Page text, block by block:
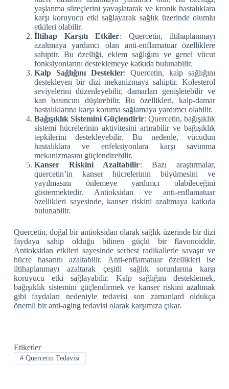
yaşlanma süreçlerini yavaşlatarak ve kronik hastalıklara
karşı koruyucu etki sağlayarak sağlık üzerinde olumlu
etkileri olabilir.
İltihap Karşıtı Etkiler: Quercetin, iltihaplanmayı
azaltmaya yardımcı olan anti-enflamatuar özelliklere
sahiptir. Bu özelliği, eklem sağlığını ve genel vücut
fonksiyonlarını desteklemeye katkıda bulunabilir.
Kalp Sağlığını Destekler: Quercetin, kalp sağlığını
destekleyen bir dizi mekanizmaya sahiptir. Kolesterol
seviyelerini düzenleyebilir, damarları genişletebilir ve
kan basıncını düşürebilir. Bu özellikleri, kalp-damar
hastalıklarına karşı koruma sağlamaya yardımcı olabilir.
Bağışıklık Sistemini Güçlendirir: Quercetin, bağışıklık
sistemi hücrelerinin aktivitesini artırabilir ve bağışıklık
tepkilerini destekleyebilir. Bu nedenle, vücudun
hastalıklara ve enfeksiyonlara karşı savunma
mekanizmasını güçlendirebilir.
Kanser Riskini Azaltabilir: Bazı araştırmalar,
quercetin’in kanser hücrelerinin büyümesini ve
yayılmasını önlemeye yardımcı olabileceğini
göstermektedir. Antioksidan ve anti-enflamatuar
özellikleri sayesinde, kanser riskini azaltmaya katkıda
bulunabilir.
Quercetin, doğal bir antioksidan olarak sağlık üzerinde bir dizi
faydaya sahip olduğu bilinen güçlü bir flavonoiddir.
Antioksidan etkileri sayesinde serbest radikallerle savaşır ve
hücre hasarını azaltabilir. Anti-enflamatuar özellikleri ise
iltihaplanmayı azaltarak çeşitli sağlık sorunlarına karşı
koruyucu etki sağlayabilir. Kalp sağlığını desteklemek,
bağışıklık sistemini güçlendirmek ve kanser riskini azaltmak
gibi faydaları nedeniyle tedavisi son zamanlard oldukça
önemli bir anti-aging tedavisi olarak karşımıza çıkar.
Etiketler
#Quercetin Tedavisi